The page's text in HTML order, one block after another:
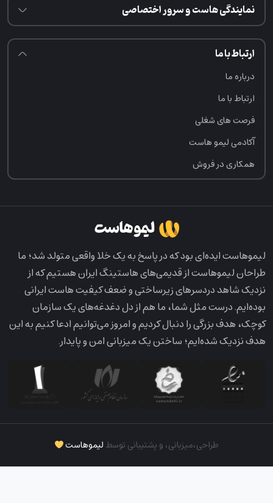
نمایندگی هاست و سرور اختصاصی
ارتباط با ما
درباره ما
ارتباط با ما
فرصت‌ های شغلی
آکادمی لیمو هاست
همکاری در فروش
لیمو‌هاست ایده‌ای بود که در پاسخ به یک خلا واقعی متولد شد؛ ما
طراحان لیمو‌هاست از قدیمی‌های هاستینگ ایران هستیم که از
نزدیک شاهد دردسرهای زیرساختی و ضعف کیفیت هاست ایرانی
بوده‌ایم. درست مثل شما، ما هم از دل دغدغه‌های یک سازمان
کوچک، هدف بزرگی را دنبال کردیم و امروز می‌توانیم ادعا کنیم به این
هدف نزدیک شده‌ایم؛ ساختن یک میزبانی امن و پایدار.
طراحی،‌میزبانی، و پشتیبانی توسطلیموهاست